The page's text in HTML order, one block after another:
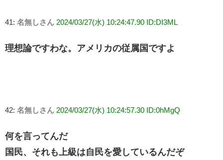
41: 名無しさん 2024/03/27(水) 10:24:47.90 ID:DI3ML
理想論ですわな。アメリカの従属国ですよ
42: 名無しさん 2024/03/27(水) 10:24:57.30 ID:0hMgQ
何を言ってんだ
国民、それも上級は自民を愛しているんだぞ